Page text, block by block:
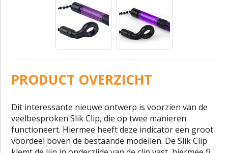
PRODUCT OVERZICHT
Dit interessante nieuwe ontwerp is voorzien van de
veelbesproken Slik Clip, die op twee manieren
functioneert. Hiermee heeft deze indicator een groot
voordeel boven de bestaande modellen. De Slik Clip